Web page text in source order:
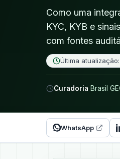
Como uma
KYC, KYB e
com fontes
Última atualização:
Curadoria Brasil
WhatsApp